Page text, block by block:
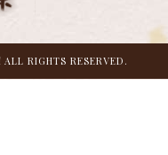
RIGHTS RESERVED.